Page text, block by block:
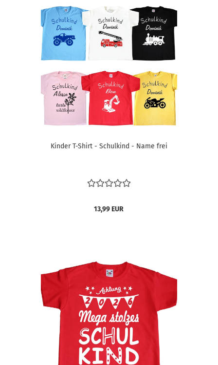
Kinder T-Shirt - Schulkind - Name frei
13,99 EUR